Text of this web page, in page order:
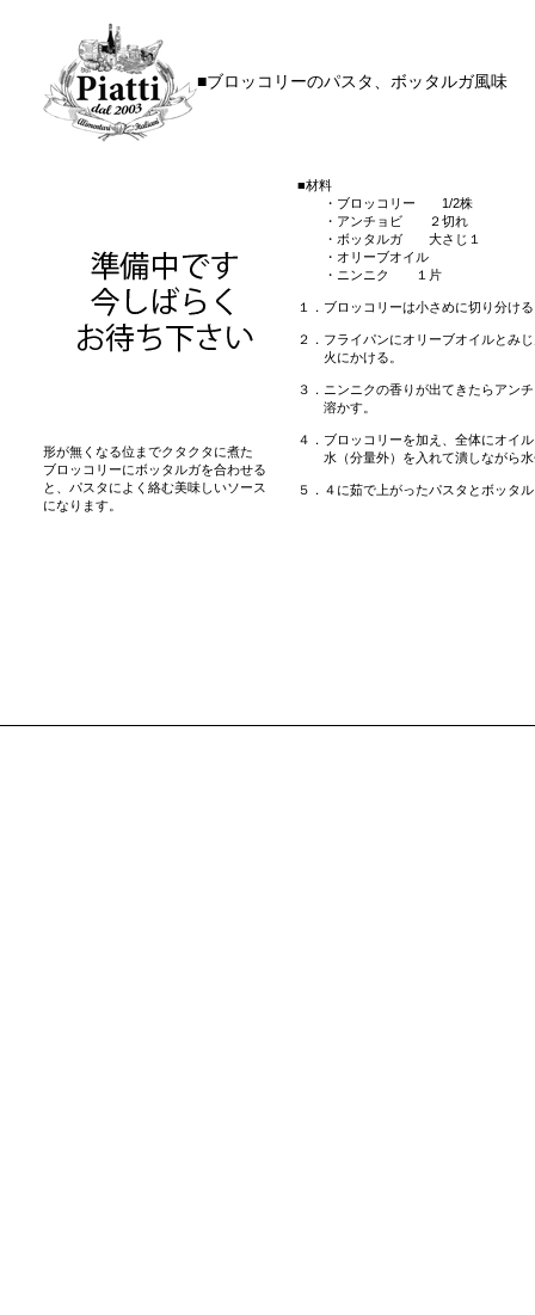
■ブロッコリーのパスタ、ボッタルガ風味
形が無くなる位までクタクタに煮た
ブロッコリーにボッタルガを合わせる
と、パスタによく絡む美味しいソース
になります。
■材料
・ブロッコリー 1/2株
・アンチョビ ２切れ
・ボッタルガ 大さじ１
・オリーブオイル
・ニンニク １片
１．ブロッコリーは小さめに切り分け
２．フライパンにオリーブオイルとみ
火にかける。
３．ニンニクの香りが出てきたらアン
溶かす。
４．ブロッコリーを加え、全体にオイ
水（分量外）を入れて潰しながら水
５．４に茹で上がったパスタとボッタ